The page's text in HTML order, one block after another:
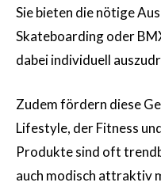
Sie bieten die nötige
Skateboarding oder
dabei individuell
Zudem fördern diese
Lifestyle, der Fitness
Produkte sind oft
auch modisch attraktiv